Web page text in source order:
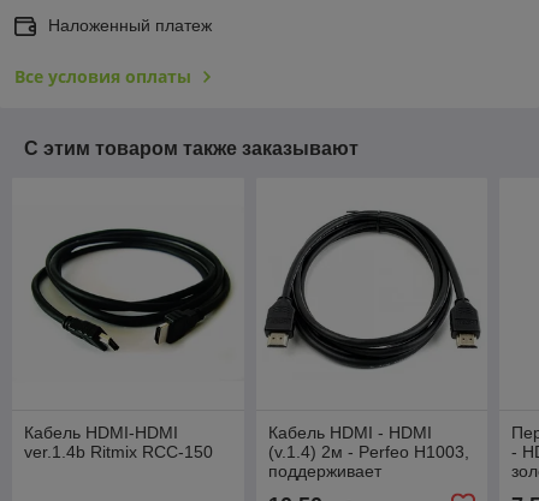
Наложенный платеж
Все условия оплаты
С этим товаром также заказывают
Кабель HDMI-HDMI
ver.1.4b Ritmix RCC-150
Кабель HDMI - HDMI
(v.1.4) 2м - Perfeo H1003,
поддерживает
-